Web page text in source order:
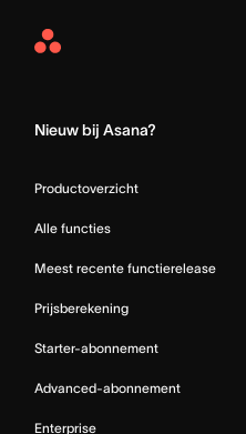
Asana
Nieuw bij Asana?
Productoverzicht
Alle functies
Meest recente functierelease
Prijsberekening
Starter-abonnement
Advanced-abonnement
Enterprise